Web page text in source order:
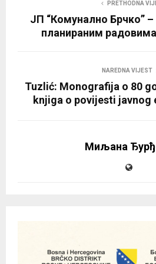
PRETHODNA
ЈП “Комунално Брчко”
планираним
NAREDNA VIJEST
Tuzlić: Monografija o 80
knjiga o povijesti javnog
Миљана